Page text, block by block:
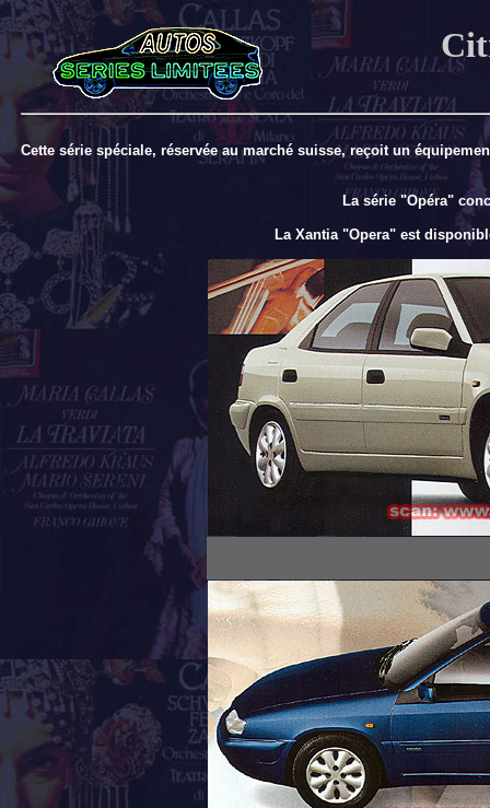
Cette série spéciale, réservée au marché suisse, reçoit un
La série "Opéra"
La Xantia "Opera" est